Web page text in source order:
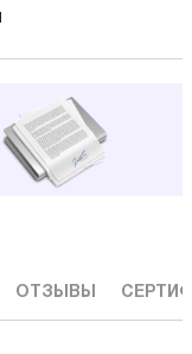
ОТЗЫВЫ